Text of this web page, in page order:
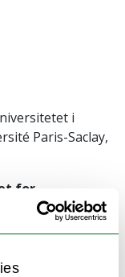
i
Paris-Saclay,
for
programvare,
og trygge